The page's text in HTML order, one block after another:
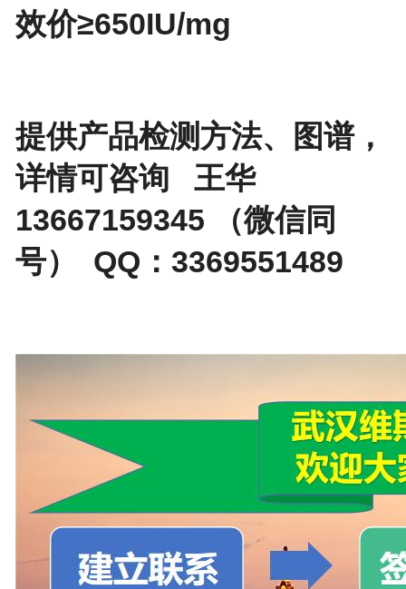
效价≥650IU/mg
提供产品检测方法、图谱，
详情可咨询 王华
13667159345 （微信同
号） QQ：3369551489